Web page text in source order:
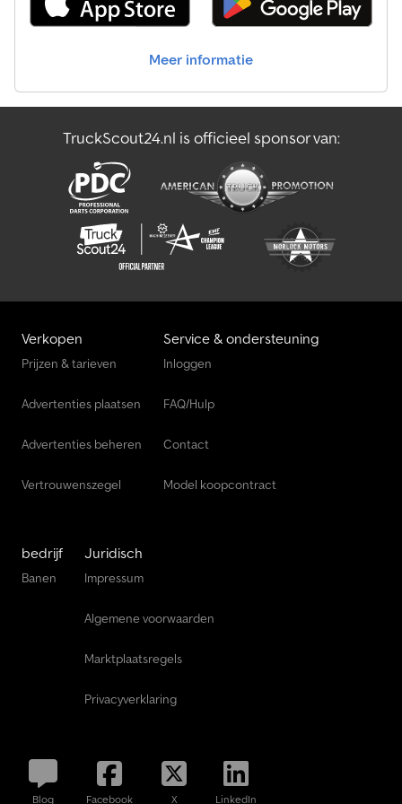
- Paraboolvering met schokdempers, goedgekeurd tot 100 km/u -
Elektrohydraulisch systeem met accu in een afgesloten
Dubbelwandige, geanodiseerde aluminium zijborden, alle borden
excentersluitingen - Laag chassis met bandenmaat 195/50R13C -
houten vloer - Automatisch steunwiel - Versterkte V-dissel Voor
de Hapert drie-zijdige kippers bieden wij nuttige accessoires aan:
U kunt bij ons voordelig terecht voor een opzetbord, traliewerk,
dekzeil, huif, vlakzeil, acculader, noodhandpomp,
gereedschapskist, sjorbanden en diefstalbeveiliging.
Meer informatie
TruckScout24.nl is officieel sponsor van:
Verkopen
Prijzen & tarieven
Advertenties plaatsen
Advertenties beheren
Vertrouwenszegel
Service & ondersteuning
Inloggen
FAQ/Hulp
Contact
Model koopcontract
bedrijf
Banen
Juridisch
Impressum
Algemene voorwaarden
Marktplaatsregels
Privacyverklaring
Blog Facebook X LinkedIn